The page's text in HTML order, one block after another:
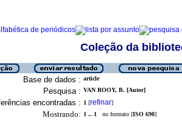
Coleção da
Base de dados : article
Pesquisa : VAN ROOY, B. [Autor]
encontradas : 1 [refinar]
Mostrando: 1 .. 1 no formato [ISO 690]